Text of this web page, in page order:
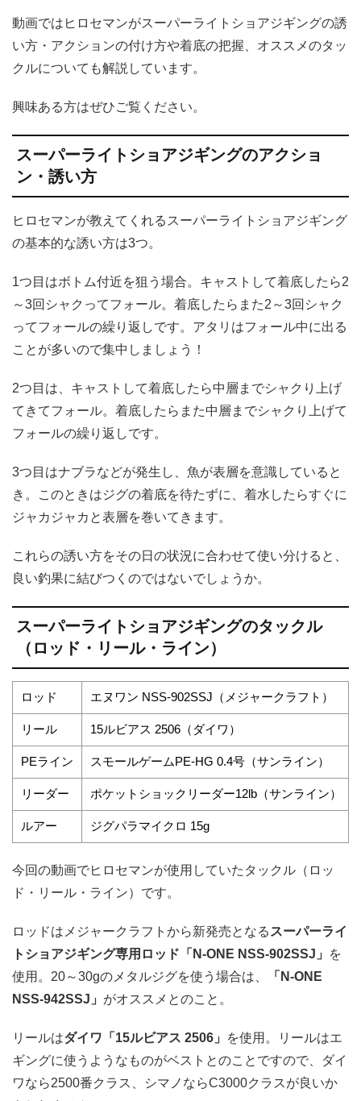
動画ではヒロセマンがスーパーライトショアジギングの誘
い方・アクションの付け方や着底の把握、オススメのタッ
クルについても解説しています。
興味ある方はぜひご覧ください。
スーパーライトショアジギングのアクショ
ン・誘い方
ヒロセマンが教えてくれるスーパーライトショアジギング
の基本的な誘い方は3つ。
1つ目はボトム付近を狙う場合。キャストして着底したら2
～3回シャクってフォール。着底したらまた2～3回シャク
ってフォールの繰り返しです。アタリはフォール中に出る
ことが多いので集中しましょう！
2つ目は、キャストして着底したら中層までシャクり上げ
てきてフォール。着底したらまた中層までシャクり上げて
フォールの繰り返しです。
3つ目はナブラなどが発生し、魚が表層を意識していると
き。このときはジグの着底を待たずに、着水したらすぐに
ジャカジャカと表層を巻いてきます。
これらの誘い方をその日の状況に合わせて使い分けると、
良い釣果に結びつくのではないでしょうか。
スーパーライトショアジギングのタックル
（ロッド・リール・ライン）
ロッド エヌワン NSS-902SSJ（メジャークラフト）
リール 15ルビアス 2506（ダイワ）
PEライン スモールゲームPE-HG 0.4号（サンライン）
リーダー ポケットショックリーダー12lb（サンライン）
ルアー ジグパラマイクロ 15g
今回の動画でヒロセマンが使用していたタックル（ロッ
ド・リール・ライン）です。
ロッドはメジャークラフトから新発売となるスーパーライ
トショアジギング専用ロッド「N-ONE NSS-902SSJ」
を
使用。20～30gのメタルジグを使う場合は、
「N-ONE
NSS-942SSJ」 がオススメとのこと。
リールはダイワ「15ルビアス 2506」
を使用。リールはエ
ギングに使うようなものがベストとのことですので、ダイ
ワなら2500番クラス、シマノならC3000クラスが良いか